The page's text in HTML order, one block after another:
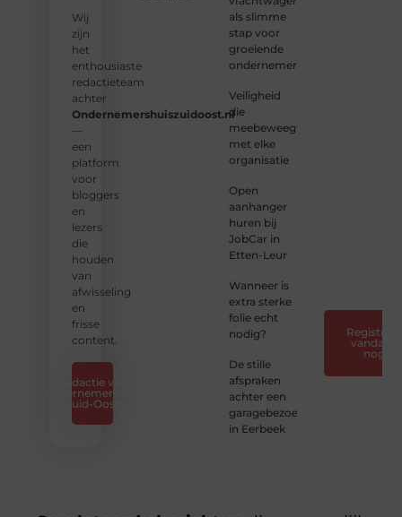
Wij
zijn
het
enthousiaste
redactieteam
achter
Ondernemershuiszuidoost.nl
—
een
platform
voor
bloggers
en
lezers
die
houden
van
afwisseling
en
frisse
content.
Redactie van
Ondernemershuis
Zuid-Oost
als slimme
stap voor
groeiende
ondernemers
Veiligheid
die
meebeweegt
met elke
organisatie
Open
aanhanger
huren bij
JobCar in
Etten-Leur
Wanneer is
extra sterke
folie echt
nodig?
De stille
afspraken
achter een
garagebezoek
in Eerbeek
Registreer
vandaag
nog